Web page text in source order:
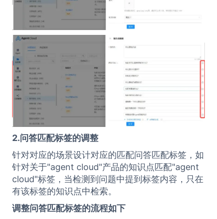
2.问答匹配标签的调整
针对对应的场景设计对应的匹配问答匹配标签，如
针对关于"agent cloud"产品的知识点匹配"agent
cloud"标签，当检测到问题中提到标签内容，只在
有该标签的知识点中检索。
调整问答匹配标签的流程如下